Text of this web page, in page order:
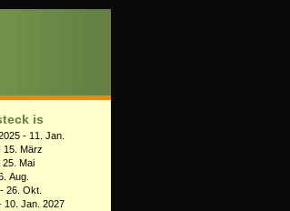
is
- 11. Jan.
15. März
25. Mai
Aug.
26. Okt.
10. Jan. 2027